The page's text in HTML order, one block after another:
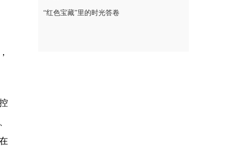
“红色宝藏”里的时光答卷